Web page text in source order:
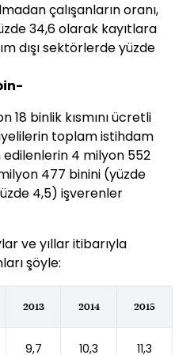
çalışanların oranı,
34,6 olarak kayıtlara
dışı sektörlerde yüzde
18 binlik kısmını ücretli
toplam istihdam
edilenlerin 4 milyon 552
477 binini (yüzde
4,5) işverenler
ve yıllar itibarıyla
şöyle:
2013 2014 2015
9,7 10,3 11,3